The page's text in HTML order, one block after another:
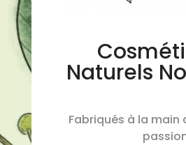
Naturels
Fabriqués à la main